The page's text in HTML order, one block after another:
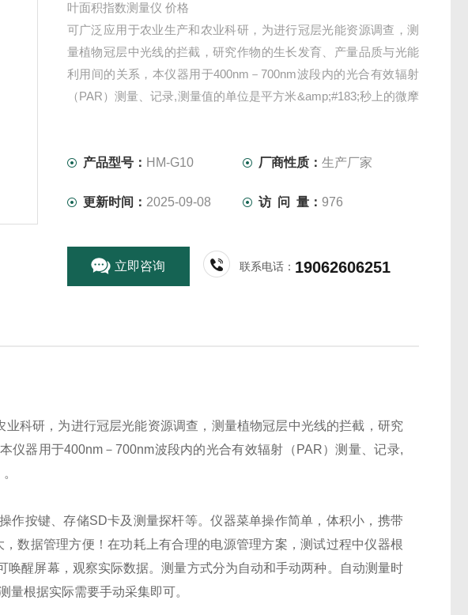
叶面积指数测量仪 价格
可广泛应用于农业生产和农业科研，为进行冠层光能资源调查，测
量植物冠层中光线的拦截，研究作物的生长发育、产量品质与光能
利用间的关系，本仪器用于400nm－700nm波段内的光合有效辐射
（PAR）测量、记录,测量值的单位是平方米&amp;#183;秒上的微摩
产品型号： HM-G10 厂商性质：生产厂家
更新时间： 2025-09-08 访 问 量： 976
立即咨询 联系电话： 19062606251
科研，为进行冠层光能资源调查，测量植物冠层中光线的拦截，研究
仪器用于400nm －700nm波段内的光合有效辐射（ PAR）测量、记录,
作按键、存储SD卡及测量探杆等。仪器菜单操作简单，体积小，携带
，数据管理方便！在功耗上有合理的电源管理方案，测试过程中仪器根
醒屏幕，观察实际数据。测量方式分为自动和手动两种。自动测量时
量根据实际需要手动采集即可。